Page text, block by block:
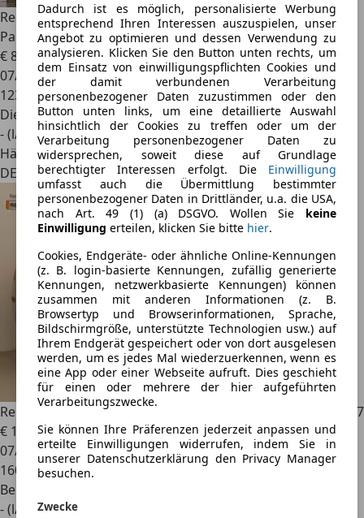
Dadurch ist es möglich, personalisierte Werbung
entsprechend Ihren Interessen auszuspielen, unser
Angebot zu optimieren und dessen Verwendung zu
analysieren. Klicken Sie den Button unten rechts, um
dem Einsatz von einwilligungspflichten Cookies und
der damit verbundenen Verarbeitung
personenbezogener Daten zuzustimmen oder den
Button unten links, um eine detaillierte Auswahl
hinsichtlich der Cookies zu treffen oder um der
Verarbeitung personenbezogener Daten zu
widersprechen, soweit diese auf Grundlage
berechtigter Interessen erfolgt. Die Einwilligung
umfasst auch die Übermittlung bestimmter
personenbezogener Daten in Drittländer, u.a. die USA,
nach Art. 49 (1) (a) DSGVO. Wollen Sie keine
Einwilligung erteilen, klicken Sie bitte hier.
Cookies, Endgeräte- oder ähnliche Online-Kennungen
(z. B. login-basierte Kennungen, zufällig generierte
Kennungen, netzwerkbasierte Kennungen) können
zusammen mit anderen Informationen (z. B.
Browsertyp und Browserinformationen, Sprache,
Bildschirmgröße, unterstützte Technologien usw.) auf
Ihrem Endgerät gespeichert oder von dort ausgelesen
werden, um es jedes Mal wiederzuerkennen, wenn es
eine App oder einer Webseite aufruft. Dies geschieht
für einen oder mehrere der hier aufgeführten
Verarbeitungszwecke.
Sie können Ihre Präferenzen jederzeit anpassen und
erteilte Einwilligungen widerrufen, indem Sie in
unserer Datenschutzerklärung den Privacy Manager
besuchen.
Zwecke
Renault ScenicIV Grand BOSE Automatik Kamera
Panorama
€ 8.999
07/2017
123.000 km
Diesel
- (l/100 km)
Händler
DE 89518
Renault Laguna1.8 16V 120PS Authen Klima 2.Hand HU 7.27
€ 1.299
07/2003
160.971 km
Benzin
- (l/100 km)